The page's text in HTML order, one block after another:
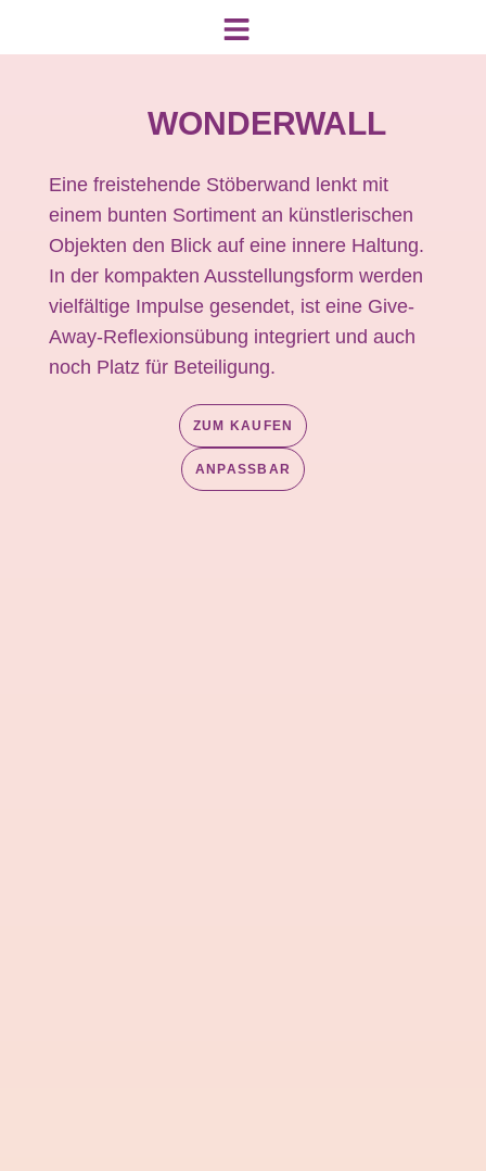
WONDERWALL
Eine freistehende Stöberwand lenkt mit
einem bunten Sortiment an künstlerischen
Objekten den Blick auf eine innere Haltung.
In der kompakten Ausstellungsform werden
vielfältige Impulse gesendet, ist eine Give-
Away-Reflexionsübung integriert und auch
noch Platz für Beteiligung.
ZUM KAUFEN
ANPASSBAR